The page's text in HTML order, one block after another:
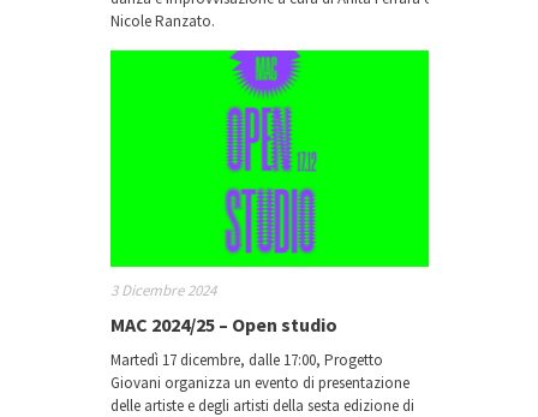
Nicole Ranzato.
3 Dicembre 2024
MAC 2024/25 – Open studio
Martedì 17 dicembre, dalle 17:00, Progetto
Giovani organizza un evento di presentazione
delle artiste e degli artisti della sesta edizione di